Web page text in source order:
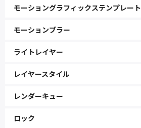
モーショングラフィックステンプレート
モーションブラー
ライトレイヤー
レイヤースタイル
レンダーキュー
ロック